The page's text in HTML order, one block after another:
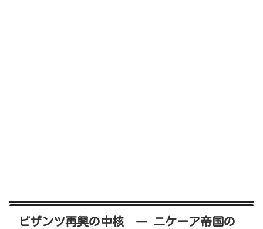
ビザンツ再興の中核 ― ニケーア帝国の